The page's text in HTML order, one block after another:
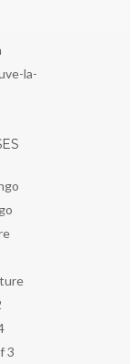
la-
3